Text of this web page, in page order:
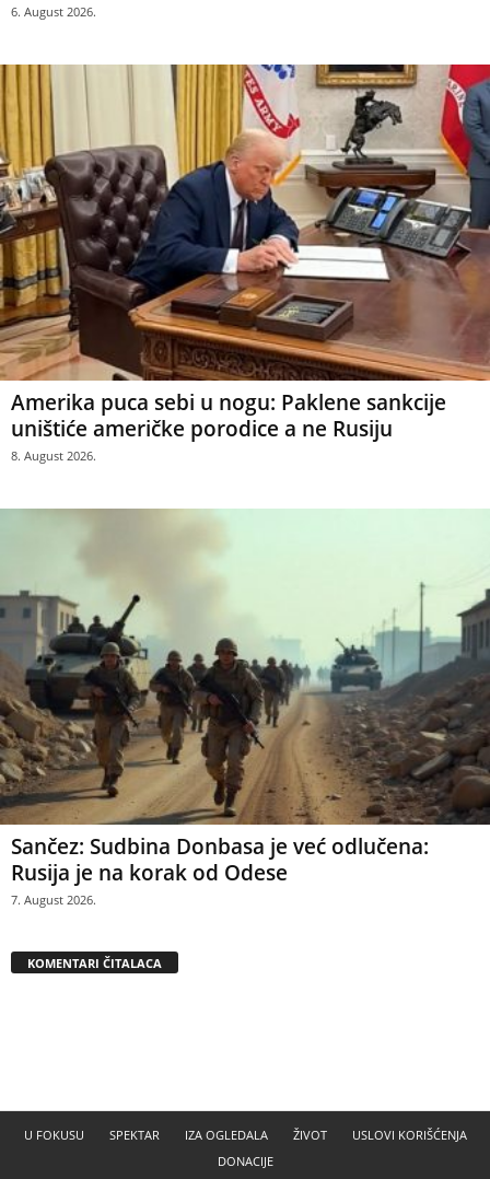
6. August 2026.
Amerika puca sebi u nogu: Paklene sankcije
uništiće američke porodice a ne Rusiju
8. August 2026.
Sančez: Sudbina Donbasa je već odlučena:
Rusija je na korak od Odese
7. August 2026.
KOMENTARI ČITALACA
U FOKUSU SPEKTAR IZA OGLEDALA ŽIVOT
USLOVI KORIŠĆENJA
DONACIJE